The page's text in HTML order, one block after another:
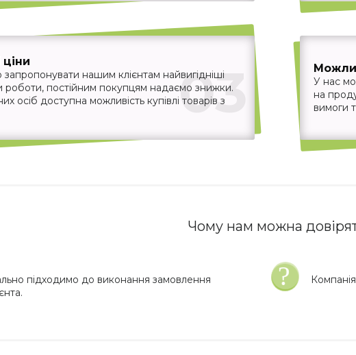
03
нашим клієнтам найвигідніші
роботи, постійним покупцям надаємо знижки.
осіб доступна можливість купівлі товарів з
У нас
на
вимоги
Чому нам можна
підходимо до виконання замовлення